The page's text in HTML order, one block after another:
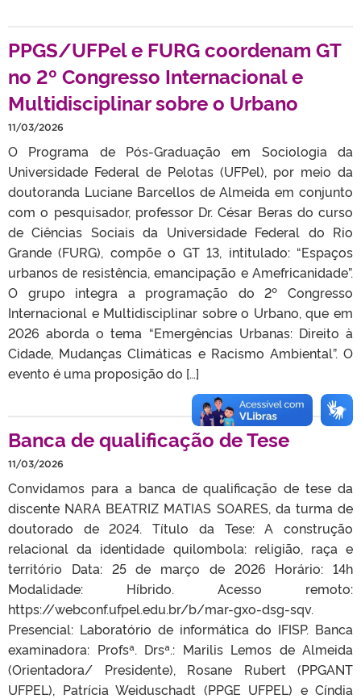
PPGS/UFPel e FURG coordenam GT
no 2º Congresso Internacional e
Multidisciplinar sobre o Urbano
11/03/2026
O Programa de Pós-Graduação em Sociologia da
Universidade Federal de Pelotas (UFPel), por meio da
doutoranda Luciane Barcellos de Almeida em conjunto
com o pesquisador, professor Dr. César Beras do curso
de Ciências Sociais da Universidade Federal do Rio
Grande (FURG), compõe o GT 13, intitulado: “Espaços
urbanos de resistência, emancipação e Amefricanidade”.
O grupo integra a programação do 2º Congresso
Internacional e Multidisciplinar sobre o Urbano, que em
2026 aborda o tema “Emergências Urbanas: Direito à
Cidade, Mudanças Climáticas e Racismo Ambiental”. O
evento é uma proposição do […]
Banca de qualificação de Tese
11/03/2026
Convidamos para a banca de qualificação de tese da
discente NARA BEATRIZ MATIAS SOARES, da turma de
doutorado de 2024. Título da Tese: A construção
relacional da identidade quilombola: religião, raça e
território Data: 25 de março de 2026 Horário: 14h
Modalidade: Híbrido. Acesso remoto:
https://webconf.ufpel.edu.br/b/mar-gxo-dsg-sqv.
Presencial: Laboratório de informática do IFISP. Banca
examinadora: Profsª. Drsª.: Marilis Lemos de Almeida
(Orientadora/ Presidente), Rosane Rubert (PPGANT
UFPEL), Patrícia Weiduschadt (PPGE UFPEL) e Cíndia